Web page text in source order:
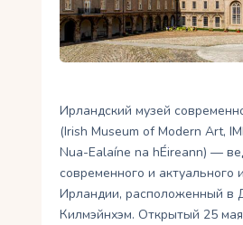
Ирландский музей
(Irish Museum of Modern Art,
Nua-Ealaíne na hÉireann) —
современного и актуального
Ирландии, расположенный в
Килмэйнхэм. Открытый 25